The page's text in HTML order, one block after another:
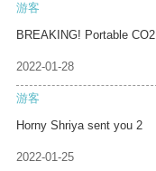
游客
BREAKING! Portable CO2
2022-01-28
游客
Horny Shriya sent you 2
2022-01-25